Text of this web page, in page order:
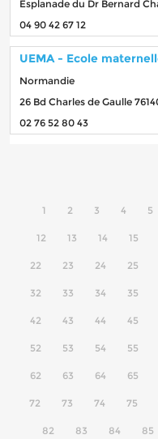
Esplanade du Dr Bernard
04 90 42 67 12
UEMA - Ecole
Normandie
26 Bd Charles de Gaulle
02 76 52 80 43
1 2 3 4 5
12 13 14 15
22 23 24 25
32 33 34 35
42 43 44 45
52 53 54 55
62 63 64 65
72 73 74 75
82 83 84 85